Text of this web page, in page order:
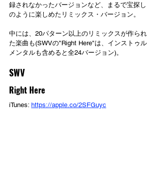
録されなかったバージョンなど、まるで宝探し
のように楽しめたリミックス・バージョン。
中には、20パターン以上のリミックスが作られ
た楽曲も(SWVの"Right Here"は、インストゥル
メンタルも含めると全24バージョン)。
SWV
Right Here
iTunes: https://apple.co/2SFGuyc